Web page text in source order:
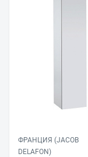
ФРАНЦИЯ (JACOB
DELAFON)